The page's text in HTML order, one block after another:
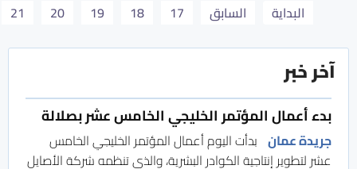
البداية السابق 17
18
19
20
21
آخر خبر
بدء أعمال المؤتمر الخليجي الخامس عشر بصلالة
جريدة عمان بدأت اليوم أعمال المؤتمر الخليجي الخامس
عشر لتطوير إنتاجية الكوادر البشرية، والذي تنظمه شركة الأصايل